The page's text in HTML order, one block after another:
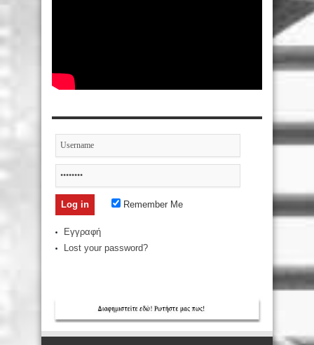
Remember Me
Εγγραφή
Lost your password?